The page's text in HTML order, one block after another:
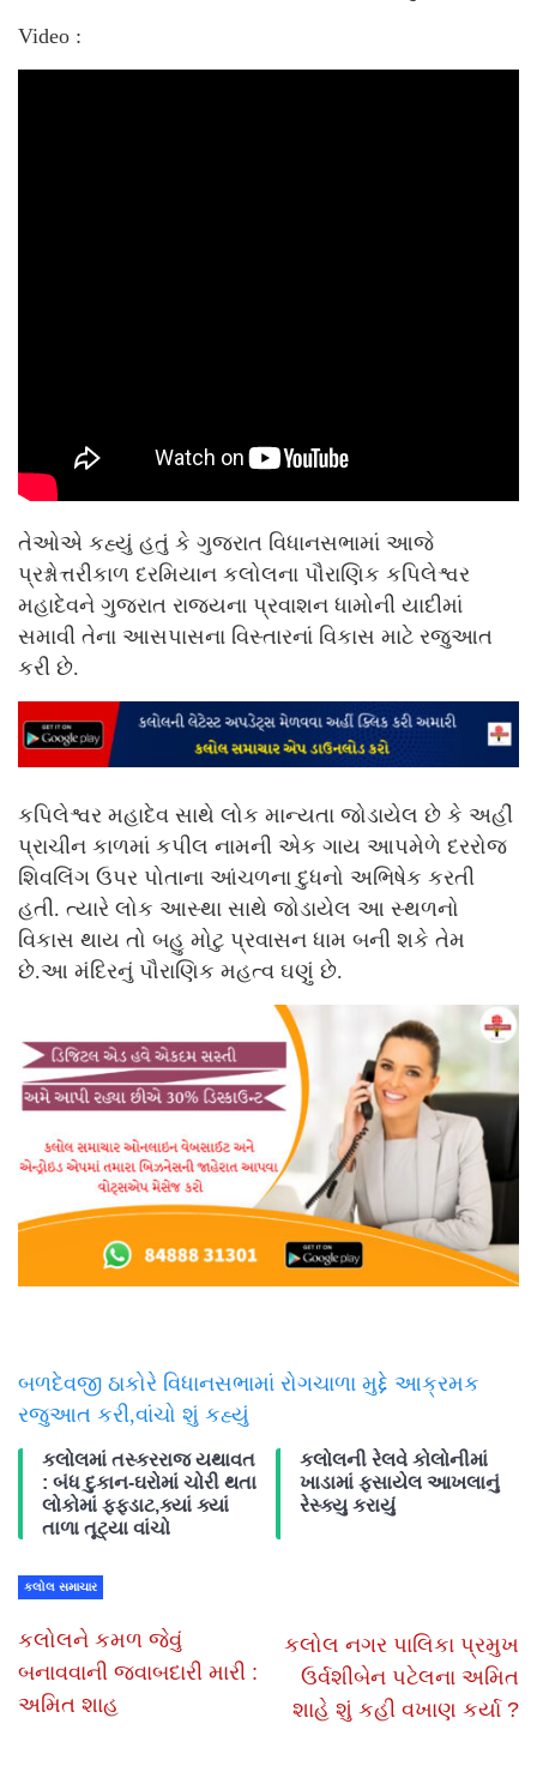
Video :
તેઓએ કહ્યું હતું કે ગુજરાત વિધાનસભામાં આજે
પ્રશ્નોત્તરીકાળ દરમિયાન કલોલના પૌરાણિક કપિલેશ્વર
મહાદેવને ગુજરાત રાજ્યના પ્રવાશન ધામોની યાદીમાં
સમાવી તેના આસપાસના વિસ્તારનાં વિકાસ માટે રજુઆત
કરી છે.
કપિલેશ્વર મહાદેવ સાથે લોક માન્યતા જોડાયેલ છે કે અહીં
પ્રાચીન કાળમાં કપીલ નામની એક ગાય આપમેળે દરરોજ
શિવલિંગ ઉપર પોતાના આંચળના દુધનો અભિષેક કરતી
હતી. ત્યારે લોક આસ્થા સાથે જોડાયેલ આ સ્થળનો
વિકાસ થાય તો બહુ મોટુ પ્રવાસન ધામ બની શકે તેમ
છે.આ મંદિરનું પૌરાણિક મહત્વ ઘણું છે.
બળદેવજી ઠાકોરે વિધાનસભામાં રોગચાળા મુદ્દે આક્રમક
રજુઆત કરી,વાંચો શું કહ્યું
કલોલમાં તસ્કરરાજ યથાવત
: બંધ દુકાન-ઘરોમાં ચોરી થતા
લોકોમાં ફફડાટ,ક્યાં ક્યાં
તાળા તૂટ્યા વાંચો
કલોલની રેલવે કોલોનીમાં
ખાડામાં ફસાયેલ આખલાનું
રેસ્ક્યુ કરાયું
કલોલ સમાચાર
કલોલને કમળ જેવું
બનાવવાની જવાબદારી મારી :
અમિત શાહ
કલોલ નગર પાલિકા પ્રમુખ
ઉર્વશીબેન પટેલના અમિત
શાહે શું કહી વખાણ કર્યા ?